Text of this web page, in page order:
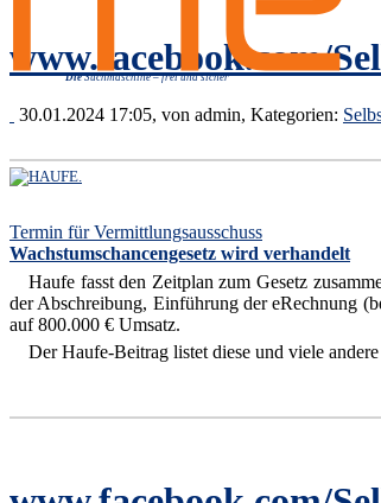
DieSuchmaschine – frei und sicher
www.facebook.com/
30.01.2024 17:05, von admin, Kategorien:
Termin für Vermittlungsausschuss
Wachstumschancengesetz wird verhandelt
Haufe fasst den Zeitplan zum Gesetz
der Abschreibung, Einführung der eRechnung
auf 800.000 € Umsatz.
Der Haufe-Beitrag listet diese und viele